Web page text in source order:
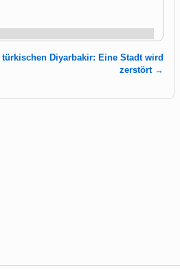
türkischen Diyarbakir: Eine Stadt wird
zerstört →